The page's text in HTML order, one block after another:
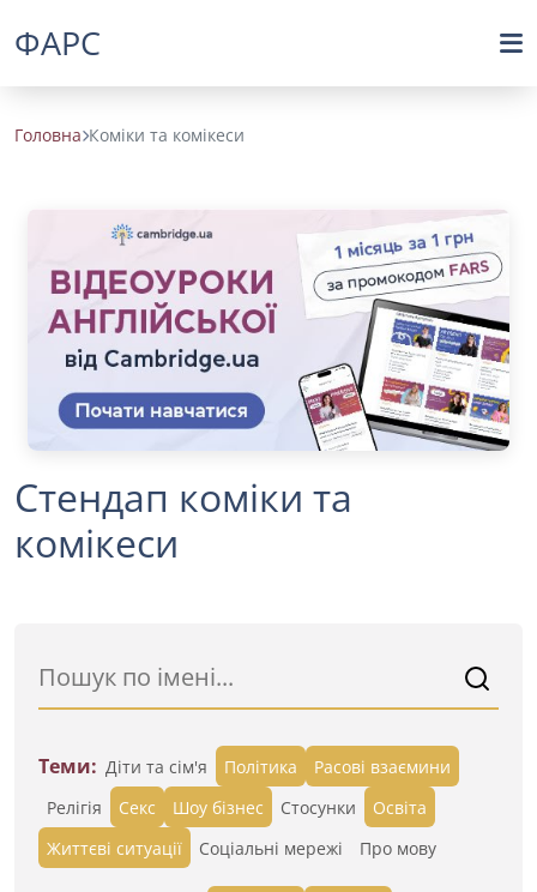
ФАРС
Головна Коміки та комікеси
Стендап коміки та
комікеси
Теми: Діти та сім'я Політика
Расові взаємини
Релігія
Секс Шоу бізнес Стосунки
Освіта
Життєві ситуації
Cоціальні мережі Про мову